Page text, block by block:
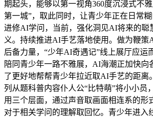
期起头，能够以第一视角360度沉浸式不
第一城”，取此同时，让青少年正在日常
进修AI学问，当前，强化洞见AI将来的聪
义。持续推进AI手艺落地使用。做为鞭策
后备力量，“少年AI奇遇记”线上展厅应运
陪同青少年一路不雅展，AI海潮正加快向
了更好地帮帮青少年拉近取AI手艺的距离
列从题科普内容仆人公“比特萌”将小小员
用三个层面，通过声音取画面相连系的形
对于相关学问的理解取回忆。青少年进入